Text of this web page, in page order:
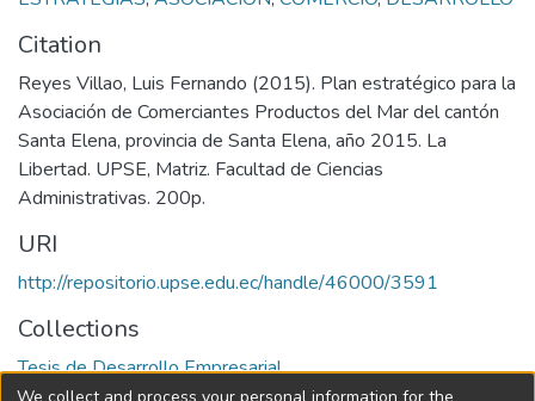
Citation
Reyes Villao, Luis Fernando (2015). Plan estratégico para la
Asociación de Comerciantes Productos del Mar del cantón
Santa Elena, provincia de Santa Elena, año 2015. La
Libertad. UPSE, Matriz. Facultad de Ciencias
Administrativas. 200p.
URI
http://repositorio.upse.edu.ec/handle/46000/3591
Collections
Tesis de Desarrollo Empresarial